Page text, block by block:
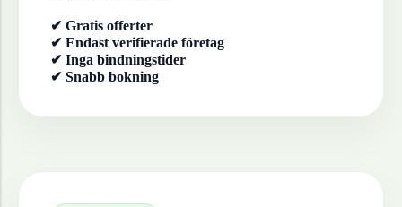
✔ Gratis offerter
✔ Endast verifierade företag
✔ Inga bindningstider
✔ Snabb bokning